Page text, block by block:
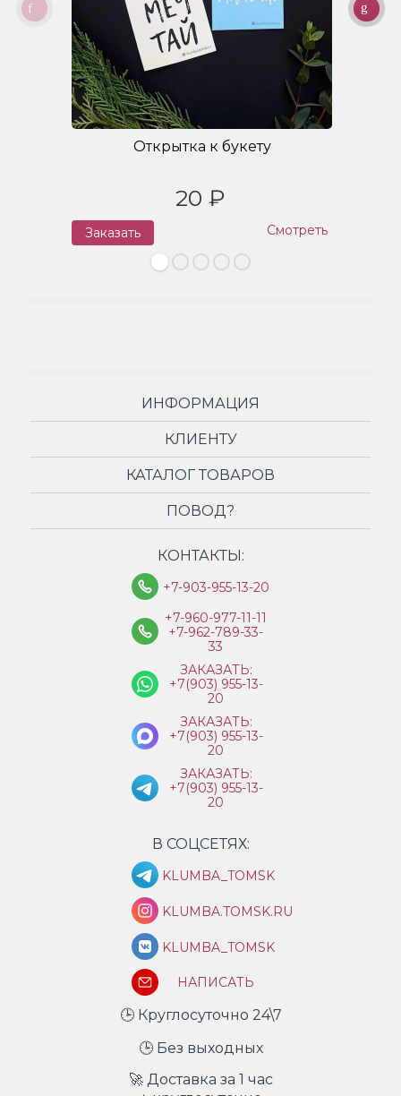
Открытка к букету
20 ₽
Заказать Смотреть
ИНФОРМАЦИЯ
КЛИЕНТУ
КАТАЛОГ ТОВАРОВ
ПОВОД?
КОНТАКТЫ:
+7-903-955-13-20
+7-960-977-11-11
+7-962-789-33-
33
ЗАКАЗАТЬ:
+7(903) 955-13-
20
ЗАКАЗАТЬ:
+7(903) 955-13-
20
ЗАКАЗАТЬ:
+7(903) 955-13-
20
В СОЦСЕТЯХ:
KLUMBA_TOMSK
KLUMBA.TOMSK.RU
KLUMBA_TOMSK
НАПИСАТЬ
🕒 Круглосуточно 24\7
🕒 Без выходных
🚀 Доставка за 1 час